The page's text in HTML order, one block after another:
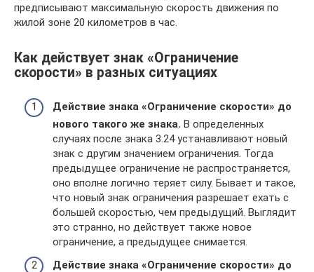
предписывают максимальную скорость движения по
жилой зоне 20 километров в час.
Как действует знак «Ограничение
скорости» в разных ситуациях
Действие знака «Ограничение скорости» до
нового такого же знака. В определенных
случаях после знака 3.24 устанавливают новый
знак с другим значением ограничения. Тогда
предыдущее ограничение не распространяется,
оно вполне логично теряет силу. Бывает и такое,
что новый знак ограничения разрешает ехать с
большей скоростью, чем предыдущий. Выглядит
это странно, но действует также новое
ограничение, а предыдущее снимается.
Действие знака «Ограничение скорости» до